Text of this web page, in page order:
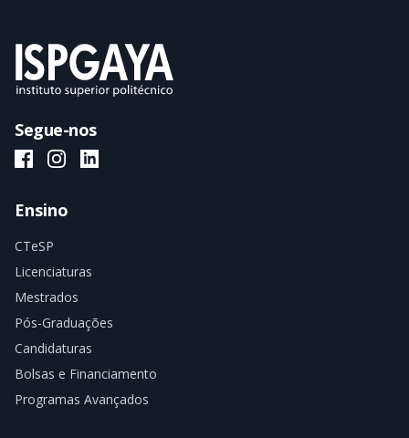
Segue-nos
ISPGAYA Facebook
ISPGAYA Instagram
ISPGAYA LinkedIn
Ensino
CTeSP
Licenciaturas
Mestrados
Pós-Graduações
Candidaturas
Bolsas e Financiamento
Programas Avançados